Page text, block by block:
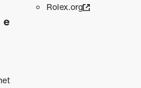
e
Rolex.org